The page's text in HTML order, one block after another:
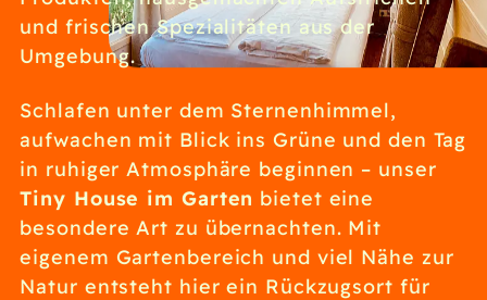
und frischen Spezialitäten aus der
Umgebung.
Schlafen unter dem Sternenhimmel,
aufwachen mit Blick ins Grüne und den Tag
in ruhiger Atmosphäre beginnen – unser
Tiny House im Garten bietet eine
besondere Art zu übernachten. Mit
eigenem Gartenbereich und viel Nähe zur
Natur entsteht hier ein Rückzugsort für